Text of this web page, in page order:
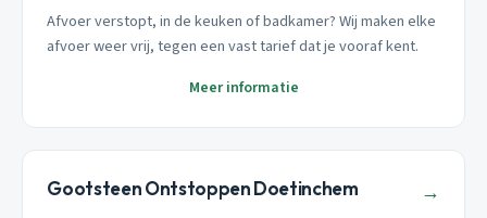
Afvoer verstopt, in de keuken of badkamer? Wij maken elke
afvoer weer vrij, tegen een vast tarief dat je vooraf kent.
Meer informatie
Gootsteen Ontstoppen Doetinchem →